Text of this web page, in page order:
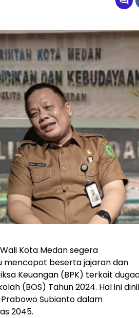
Kota Medan segera
mencopot beserta jajaran dan
Keuangan (BPK) terkait
(BOS) Tahun 2024. Hal ini
Subianto dalam
2045.